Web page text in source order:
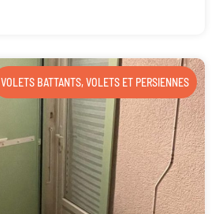
VOLETS BATTANTS,VOLETS ET PERSIENNES